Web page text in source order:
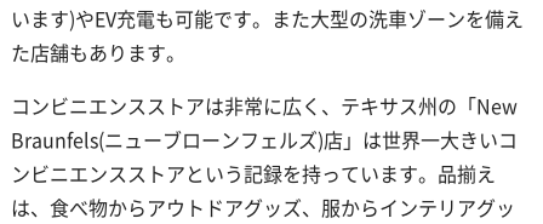
います)やEV充電も可能です。また大型の洗車ゾーンを備え
た店舗もあります。
コンビニエンスストアは非常に広く、テキサス州の「New
Braunfels(ニューブローンフェルズ)店」は世界一大きいコ
ンビニエンスストアという記録を持っています。品揃え
は、食べ物からアウトドアグッズ、服からインテリアグッ